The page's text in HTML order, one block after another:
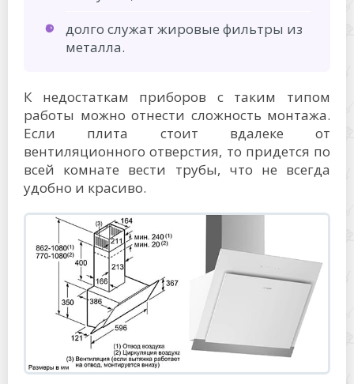
долго служат жировые фильтры из
металла.
К недостаткам приборов с таким типом
работы можно отнести сложность монтажа.
Если плита стоит вдалеке от
вентиляционного отверстия, то придется по
всей комнате вести трубы, что не всегда
удобно и красиво.